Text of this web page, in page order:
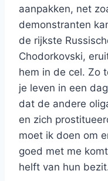
aanpakken, net
demonstranten
de rijkste
Chodorkovski,
hem in de cel. Zo
je leven in een
dat de andere
en zich
moet ik doen om
goed met me
helft van hun